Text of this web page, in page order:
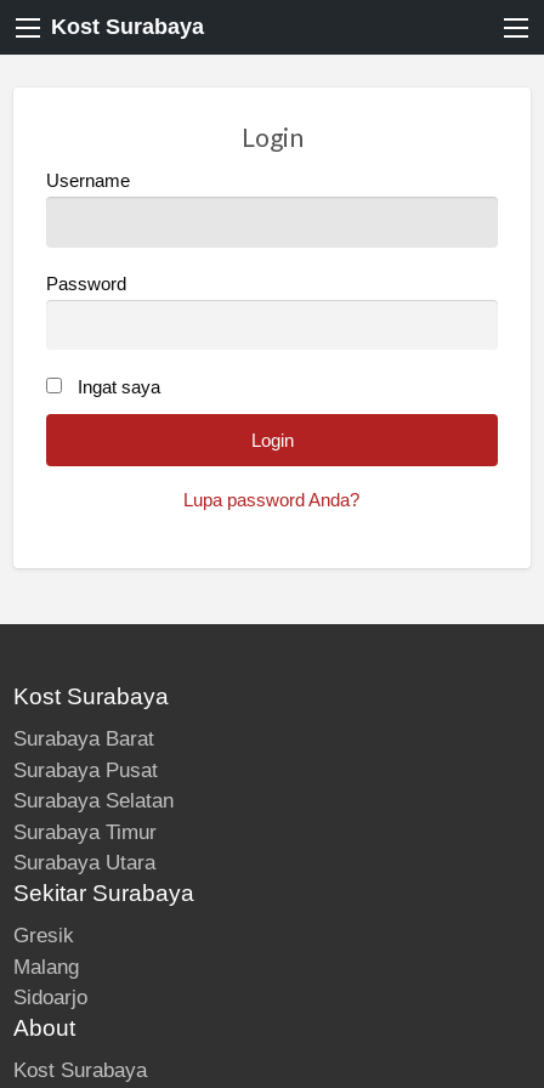
Kost Surabaya
Login
Username
Password
Ingat saya
Lupa password Anda?
Kost Surabaya
Surabaya Barat
Surabaya Pusat
Surabaya Selatan
Surabaya Timur
Surabaya Utara
Sekitar Surabaya
Gresik
Malang
Sidoarjo
About
Kost Surabaya